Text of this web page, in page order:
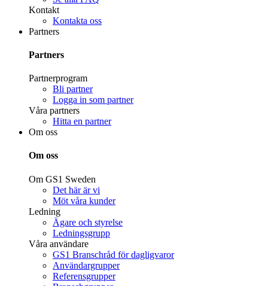
Kontakt
Kontakta oss
Partners
Partners
Partnerprogram
Bli partner
Logga in som partner
Våra partners
Hitta en partner
Om oss
Om oss
Om GS1 Sweden
Det här är vi
Möt våra kunder
Ledning
Ägare och styrelse
Ledningsgrupp
Våra användare
GS1 Branschråd för dagligvaror
Användargrupper
Referensgrupper